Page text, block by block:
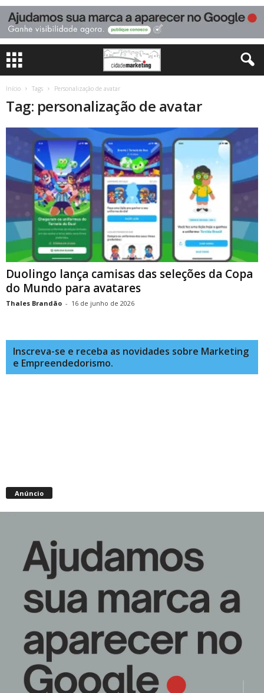
Início Tags Personalização de avatar
Tag: personalização de avatar
Duolingo lança camisas das seleções da Copa
do Mundo para avatares
Thales Brandão - 16 de junho de 2026
Inscreva-se e receba as novidades sobre Marketing
e Empreendedorismo.
Anúncio